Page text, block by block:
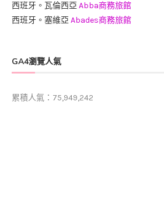
西班牙。瓦倫西亞 Abba商務旅館
西班牙。塞維亞 Abades商務旅館
GA4瀏覽人氣
累積人氣：75,949,242